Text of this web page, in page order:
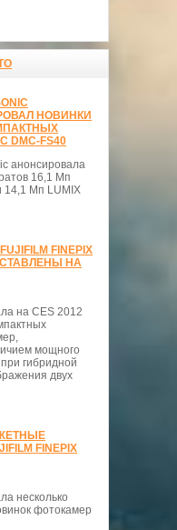
НОВИНКИ
DMC-FS40
анонсировала
16,1 Мп
14,1 Мп LUMIX
FINEPIX
НА
на CES 2012
мощного
гибридной
двух
FINEPIX
несколько
фотокамер